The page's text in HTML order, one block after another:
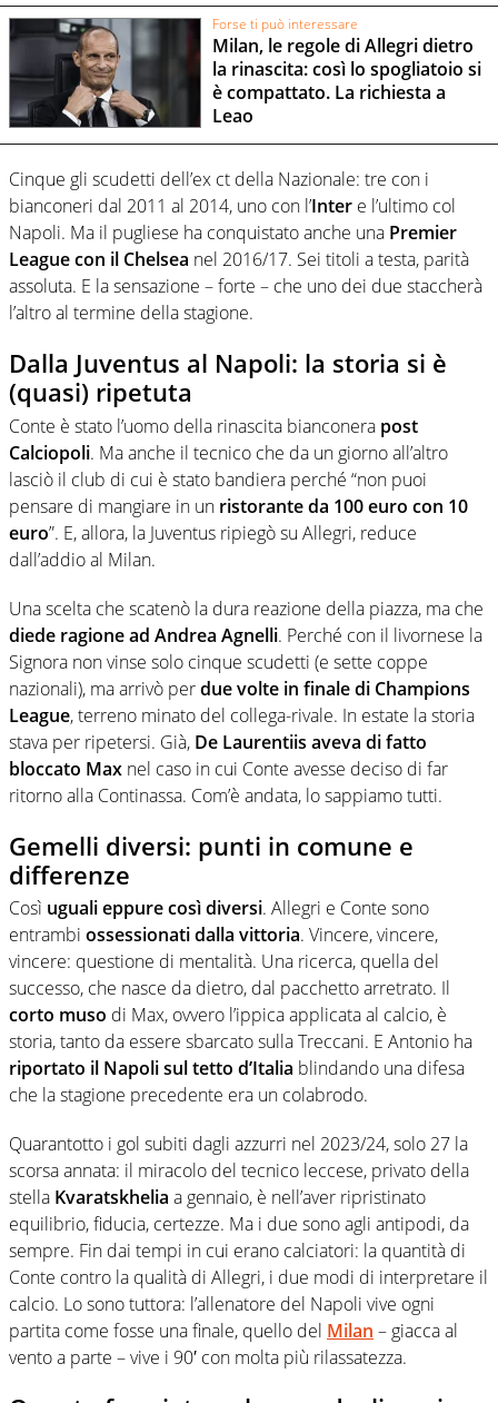
Forse ti può interessare
Milan, le regole di Allegri dietro
la rinascita: così lo spogliatoio si
è compattato. La richiesta a
Leao
Cinque gli scudetti dell’ex ct della Nazionale: tre con i
bianconeri dal 2011 al 2014, uno con l’Inter e l’ultimo col
Napoli. Ma il pugliese ha conquistato anche una Premier
League con il Chelsea nel 2016/17. Sei titoli a testa, parità
assoluta. E la sensazione – forte – che uno dei due staccherà
l’altro al termine della stagione.
Dalla Juventus al Napoli: la storia si è
(quasi) ripetuta
Conte è stato l’uomo della rinascita bianconera post
Calciopoli. Ma anche il tecnico che da un giorno all’altro
lasciò il club di cui è stato bandiera perché “non puoi
pensare di mangiare in un ristorante da 100 euro con 10
euro”. E, allora, la Juventus ripiegò su Allegri, reduce
dall’addio al Milan.
Una scelta che scatenò la dura reazione della piazza, ma che
diede ragione ad Andrea Agnelli. Perché con il livornese la
Signora non vinse solo cinque scudetti (e sette coppe
nazionali), ma arrivò perdue volte in finale di Champions
League, terreno minato del collega-rivale. In estate la storia
stava per ripetersi. Già, De Laurentiis aveva di fatto
bloccato Max nel caso in cui Conte avesse deciso di far
ritorno alla Continassa. Com’è andata, lo sappiamo tutti.
Gemelli diversi: punti in comune e
differenze
Così uguali eppure così diversi. Allegri e Conte sono
entrambi ossessionati dalla vittoria. Vincere, vincere,
vincere: questione di mentalità. Una ricerca, quella del
successo, che nasce da dietro, dal pacchetto arretrato. Il
corto muso di Max, ovvero l’ippica applicata al calcio, è
storia, tanto da essere sbarcato sulla Treccani. E Antonio ha
riportato il Napoli sul tetto d’Italia blindando una difesa
che la stagione precedente era un colabrodo.
Quarantotto i gol subiti dagli azzurri nel 2023/24, solo 27 la
scorsa annata: il miracolo del tecnico leccese, privato della
stella Kvaratskhelia a gennaio, è nell’aver ripristinato
equilibrio, fiducia, certezze. Ma i due sono agli antipodi, da
sempre. Fin dai tempi in cui erano calciatori: la quantità di
Conte contro la qualità di Allegri, i due modi di interpretare il
calcio. Lo sono tuttora: l’allenatore del Napoli vive ogni
partita come fosse una finale, quello del Milan – giacca al
vento a parte – vive i 90′ con molta più rilassatezza.